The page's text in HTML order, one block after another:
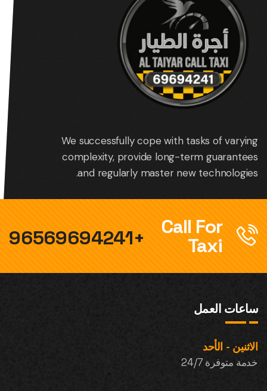
We successfully cope with tasks of varying
complexity, provide long-term guarantees
and regularly master new technologies.
Call For
Taxi
+96569694241
ساعات العمل
الاثنين - الأحد
خدمة متوفرة 24/7